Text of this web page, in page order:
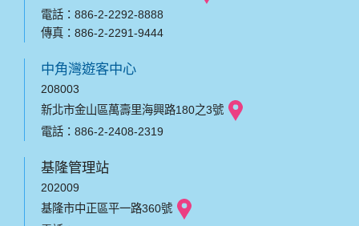
電話：886-2-2292-8888
傳真：886-2-2291-9444
中角灣遊客中心
208003
新北市金山區萬壽里海興路180之3號
電話：886-2-2408-2319
基隆管理站
202009
基隆市中正區平一路360號